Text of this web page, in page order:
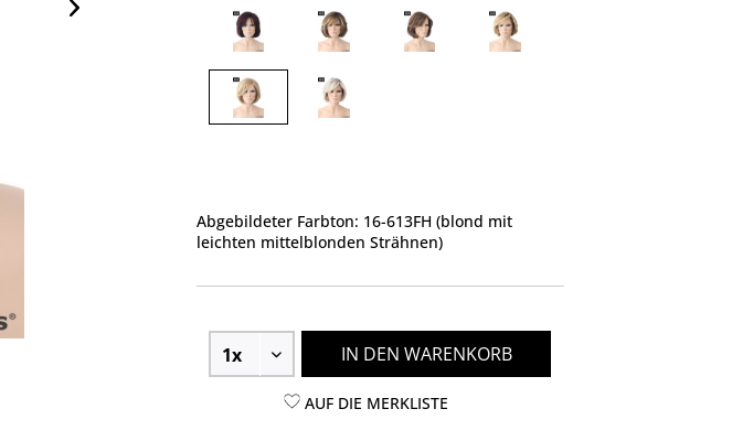
Abgebildeter Farbton: 16-613FH (blond mit
leichten mittelblonden Strähnen)
IN DEN WARENKORB
AUF DIE MERKLISTE